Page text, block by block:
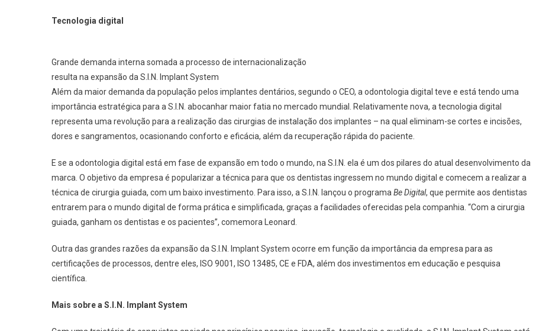
Tecnologia digital
Grande demanda interna somada a processo de internacionalização
resulta na expansão da S.I.N. Implant System
Além da maior demanda da população pelos implantes dentários, segundo o CEO, a odontologia digital teve e está tendo uma
importância estratégica para a S.I.N. abocanhar maior fatia no mercado mundial. Relativamente nova, a tecnologia digital
representa uma revolução para a realização das cirurgias de instalação dos implantes – na qual eliminam-se cortes e incisões,
dores e sangramentos, ocasionando conforto e eficácia, além da recuperação rápida do paciente.
E se a odontologia digital está em fase de expansão em todo o mundo, na S.I.N. ela é um dos pilares do atual desenvolvimento da
marca. O objetivo da empresa é popularizar a técnica para que os dentistas ingressem no mundo digital e comecem a realizar a
técnica de cirurgia guiada, com um baixo investimento. Para isso, a S.I.N. lançou o programaBe Digital, que permite aos dentistas
entrarem para o mundo digital de forma prática e simplificada, graças a facilidades oferecidas pela companhia. “Com a cirurgia
guiada, ganham os dentistas e os pacientes”, comemora Leonard.
Outra das grandes razões da expansão da S.I.N. Implant System ocorre em função da importância da empresa para as
certificações de processos, dentre eles, ISO 9001, ISO 13485, CE e FDA, além dos investimentos em educação e pesquisa
científica.
Mais sobre a S.I.N. Implant System